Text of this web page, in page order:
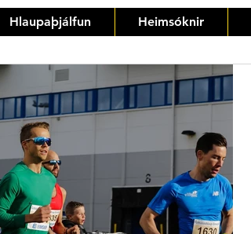
Hlaupaþjálfun Heimsóknir